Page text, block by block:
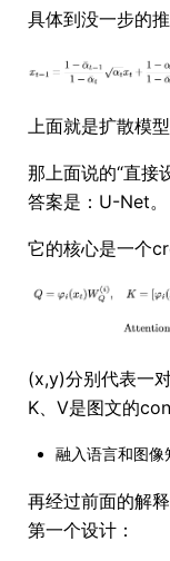
具体到没一步的
上面就是扩散模
那上面说的“直接
答案是：U-Net。
它的核心是一个
(x,y)分别代表一
K、V是图文的
融入语言和图像
再经过前面的解
第一个设计：